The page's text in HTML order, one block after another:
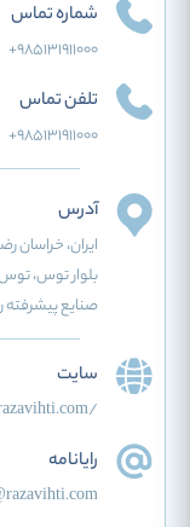
شماره تماس
+985131911000
تلفن تماس
+985131911000
آدرس
ایران، خراسان
صنایع
سایت
رایانامه